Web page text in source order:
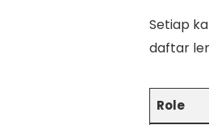
Setiap
daftar
Role